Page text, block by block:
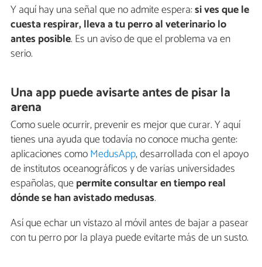
Y aquí hay una señal que no admite espera:si ves que le
cuesta respirar, lleva a tu perro al veterinario lo
antes posible. Es un aviso de que el problema va en
serio.
Una app puede avisarte antes de pisar la
arena
Como suele ocurrir, prevenir es mejor que curar. Y aquí
tienes una ayuda que todavía no conoce mucha gente:
aplicaciones comoMedusApp, desarrollada con el apoyo
de institutos oceanográficos y de varias universidades
españolas, quepermite consultar en tiempo real
dónde se han avistado medusas.
Así que echar un vistazo al móvil antes de bajar a pasear
con tu perro por la playa puede evitarte más de un susto.